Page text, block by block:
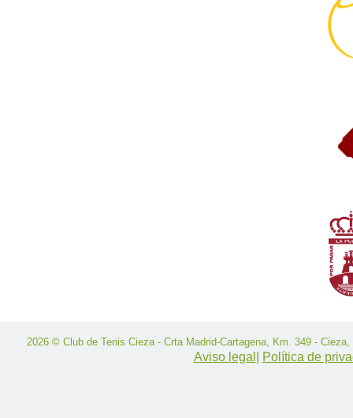
2026 © Club de Tenis Cieza - Crta Madrid-Cartagena, Km. 349 -
Aviso legal Política de